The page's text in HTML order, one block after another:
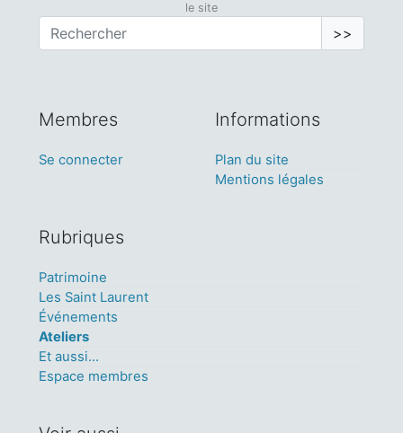
le site
>>
Membres
Se connecter
Informations
Plan du site
Mentions légales
Rubriques
Patrimoine
Les Saint Laurent
Événements
Ateliers
Et aussi...
Espace membres